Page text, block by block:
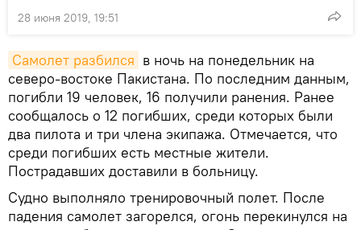
28 июня 2019, 19:51
Самолет разбился в ночь на понедельник на
северо-востоке Пакистана. По последним данным,
погибли 19 человек, 16 получили ранения. Ранее
сообщалось о 12 погибших, среди которых были
два пилота и три члена экипажа. Отмечается, что
среди погибших есть местные жители.
Пострадавших доставили в больницу.
Судно выполняло тренировочный полет. После
падения самолет загорелся, огонь перекинулся на